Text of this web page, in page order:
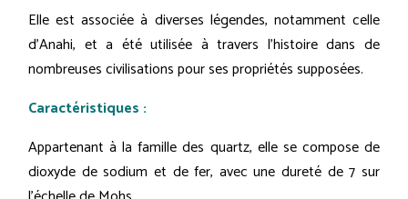
Elle est associée à diverses légendes, notamment celle
d'Anahi, et a été utilisée à travers l'histoire dans de
nombreuses civilisations pour ses propriétés supposées.
Caractéristiques :
Appartenant à la famille des quartz, elle se compose de
dioxyde de sodium et de fer, avec une dureté de 7 sur